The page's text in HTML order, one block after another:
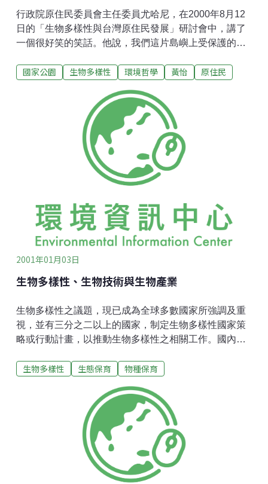
行政院原住民委員會主任委員尤哈尼，在2000年8月12
日的「生物多樣性與台灣原住民發展」研討會中，講了
一個很好笑的笑話。他說，我們這片島嶼上受保護的獼
持大哥大，是牠們從觀光客那兒搶到的‧此笑話當然全屬
遊的心情，認為漢人帶來垃圾與噪音，除了更加濡染原
住民向錢看齊的習氣，幾乎什麼也沒留下來。10年來各
地原住民團體「向國家公園說不」的運動，因為原住民
的政治地位陡然提高，已漸成氣候，像這樣的笑話現在
公開得很，沒有人會認為它不具正當性。然而尤哈尼在
當天講的另一個笑話，卻有點讓人感覺困擾。他說，原
住民最懂得尊重生物多樣性，你們看，原住民採收植物
都是摘葉不拔株，而且，開獵槍打中一隻動物，鬨的一
聲，必定跑掉10隻動物。這如果是在盛行動物權的國
家，早被輿論大肆撻伐了，爭議點並不在相對於「動物
權」是不是有所謂人類的
國家公園 生物多樣性 環境哲學 黃怡 原住民
2001年01月03日
生物多樣性、生物技術與生物產業
生物多樣性之議題，現已成為全球多數國家所強調及重
視，並有三分之二以上的國家，制定生物多樣性國家策
略或行動計畫，以推動生物多樣性之相關工作。國內在
政工作項目。但是，在大部分的國家、地區，生物多樣
與，而未成為全民化之運動，故不易持續茁壯。部份原
因在於生物多樣性與民生之息息相關性，未廣為推廣為
社會知識。多數人認同生物多樣性僅是為替子孫留下資
源的道德行為、或是學術殿堂的另一項嚴肅課題、或是
國家藉此進入國際社會的踏腳石。事實上生物多樣性所
帶來之經濟資源與發展潛力，遠超過所有其他工業產
生物多樣性 生態保育 物種保育